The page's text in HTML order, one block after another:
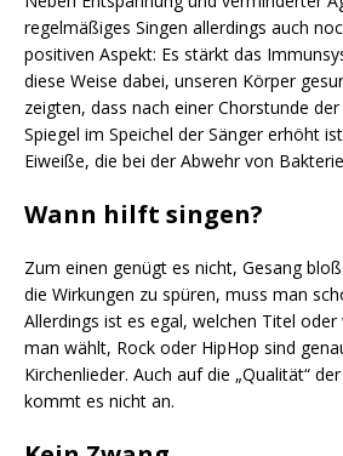
regelmäßiges Singen allerdings auch
positiven Aspekt: Es stärkt das
diese Weise dabei, unseren Körper
zeigten, dass nach einer Chorstunde
Spiegel im Speichel der Sänger erhöht
Eiweiße, die bei der Abwehr von
Wann hilft singen?
Zum einen genügt es nicht, Gesang
die Wirkungen zu spüren, muss man
Allerdings ist es egal, welchen Titel
man wählt, Rock oder HipHop sind
Kirchenlieder. Auch auf die „Qualität“
kommt es nicht an.